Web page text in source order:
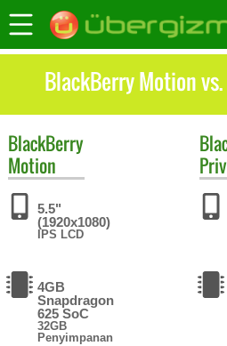
BlackBerry Motion
BlackBerry
Motion
5.5"
(1920x1080)
IPS LCD
4GB
Snapdragon
625 SoC
32GB
Penyimpanan
Priv